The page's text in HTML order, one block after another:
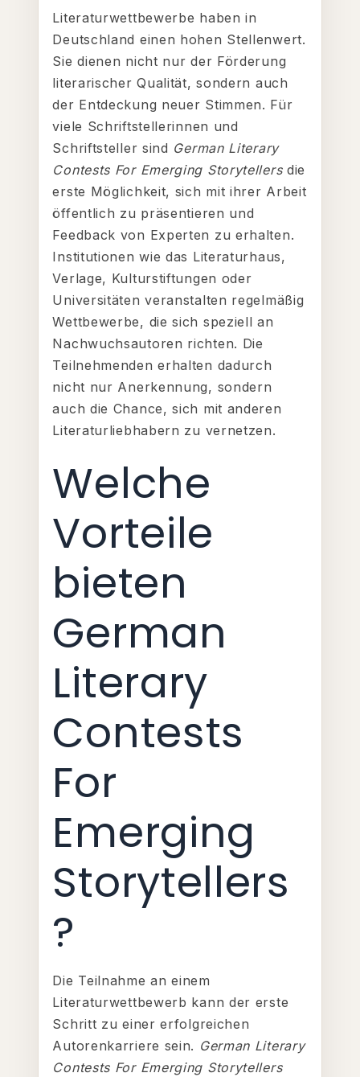
Literaturwettbewerbe haben in
Deutschland einen hohen Stellenwert.
Sie dienen nicht nur der Förderung
literarischer Qualität, sondern auch
der Entdeckung neuer Stimmen. Für
viele Schriftstellerinnen und
Schriftsteller sind German Literary
Contests For Emerging Storytellersdie
erste Möglichkeit, sich mit ihrer Arbeit
öffentlich zu präsentieren und
Feedback von Experten zu erhalten.
Institutionen wie das Literaturhaus,
Verlage, Kulturstiftungen oder
Universitäten veranstalten regelmäßig
Wettbewerbe, die sich speziell an
Nachwuchsautoren richten. Die
Teilnehmenden erhalten dadurch
nicht nur Anerkennung, sondern
auch die Chance, sich mit anderen
Literaturliebhabern zu vernetzen.
Welche
Vorteile
bieten
German
Literary
Contests
For
Emerging
Storytellers
?
Die Teilnahme an einem
Literaturwettbewerb kann der erste
Schritt zu einer erfolgreichen
Autorenkarriere sein. German Literary
Contests For Emerging Storytellers